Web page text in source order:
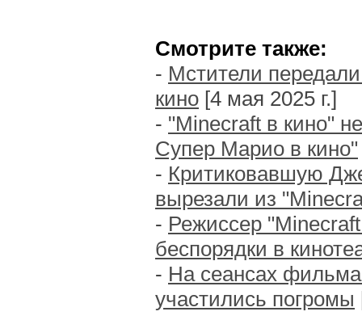
Смотрите также:
- Мстители
кино [4 мая 2025 г.]
- "Minecraft в кино"
Супер Марио в кино"
- Критиковавшую
вырезали из
- Режиссер
беспорядки в
- На сеансах
участились погромы